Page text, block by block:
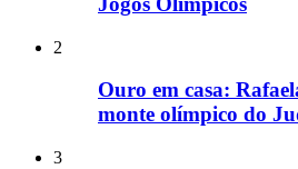
2
Ouro em casa:
monte olímpico do
3